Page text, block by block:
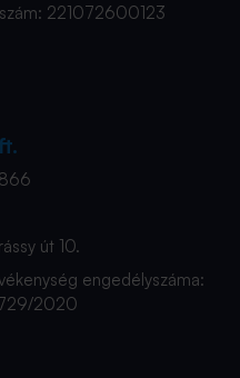
221072600123
út 10.
engedélyszáma:
2020